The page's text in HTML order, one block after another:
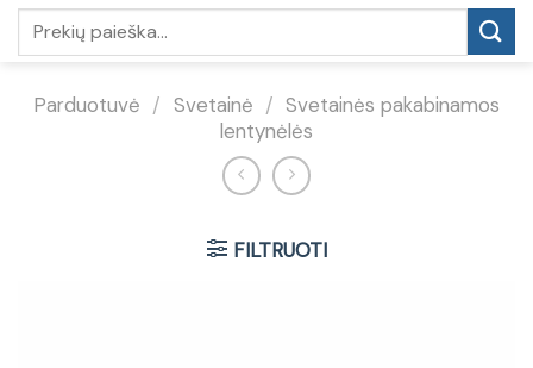
Parduotuvė / Svetainė / Svetainės pakabinamos
lentynėlės
FILTRUOTI